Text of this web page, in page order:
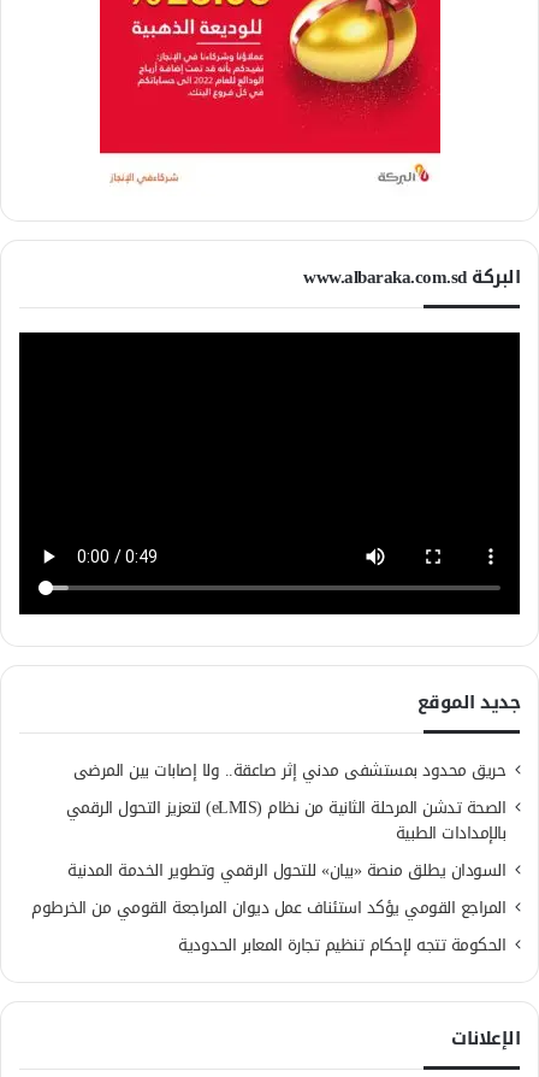
البركة www.albaraka.com.sd
جديد الموقع
حريق محدود بمستشفى مدني إثر صاعقة.. ولا إصابات بين المرضى
الصحة تدشن المرحلة الثانية من نظام (eLMIS) لتعزيز التحول الرقمي
بالإمدادات الطبية
السودان يطلق منصة «بيان» للتحول الرقمي وتطوير الخدمة المدنية
المراجع القومي يؤكد استئناف عمل ديوان المراجعة القومي من الخرطوم
الحكومة تتجه لإحكام تنظيم تجارة المعابر الحدودية
الإعلانات